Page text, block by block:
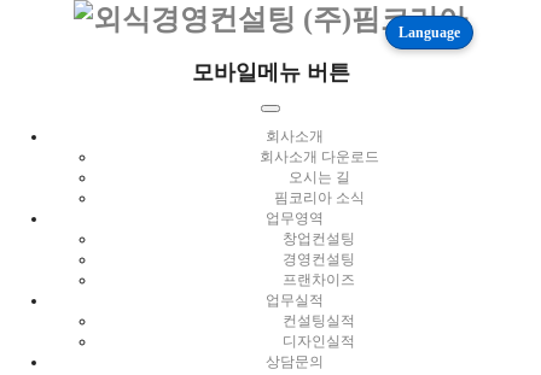
Language
모바일메뉴 버튼
회사소개
회사소개 다운로드
오시는 길
핌코리아 소식
업무영역
창업컨설팅
경영컨설팅
프랜차이즈
업무실적
컨설팅실적
디자인실적
상담문의